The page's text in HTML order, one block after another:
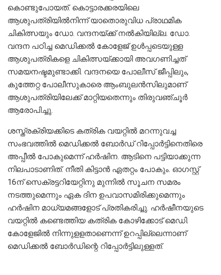
കൊണ്ടുപോയത്. കൊട്ടാരക്കരയിലെ
ആശുപത്രിയില്‍നിന്ന് യാതൊരുവിധ പ്രാഥമിക
ചികിത്സയും ഡോ. വന്ദനയ്ക്ക് നല്‍കിയില്ല. ഡോ.
വന്ദന പഠിച്ച മെഡിക്കല്‍ കോളേജ് ഉള്‍പ്പടെയുള്ള
ആശുപത്രികളെ ചികിത്സയ്ക്കായി അവഗണിച്ചത്
സമയനഷ്ടമുണ്ടാക്കി. വന്ദനയെ പോലീസ് ജീപ്പിലും,
കുത്തേറ്റ പോലീസുകാരെ ആംബുലന്‍സിലുമാണ്
ആശുപത്രിയിലേക്ക് മാറ്റിയതെന്നും തിരുവഞ്ചൂര്‍
ആരോപിച്ചു.
ശസ്ത്രക്രിയക്കിടെ കത്രിക വയറ്റില്‍ മറന്നുവച്ച
സംഭവത്തില്‍ മെഡിക്കല്‍ ബോര്‍ഡ് റിപ്പോര്‍ട്ടിനെതിരെ
അപ്പീല്‍ പോകുമെന്ന് ഹര്‍ഷിന. ആടിനെ പട്ടിയാക്കുന്ന
നിലപാടാണിത്. നീതി കിട്ടാന്‍ ഏതറ്റം പോകും. ഓഗസ്റ്റ്
16ന് സെക്രട്ടറിയേറ്റിനു മുന്നില്‍ സൂചന സമരം
നടത്തുമെന്നും ഏക ദിന ഉപവാസമിരിക്കുമെന്നും
ഹര്‍ഷിന മാധ്യമങ്ങളോട് പ്രതികരിച്ചു. ഹര്‍ഷീനയുടെ
വയറ്റില്‍ കണ്ടെത്തിയ കത്രിക കോഴിക്കോട് മെഡി.
കോളേജില്‍ നിന്നുളളതാണെന്ന് ഉറപ്പില്ലെന്നാണ്
മെഡിക്കല്‍ ബോര്‍ഡിന്റെ റിപ്പോര്‍ട്ടിലുള്ളത്.